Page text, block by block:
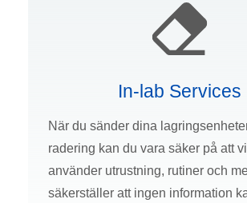
In-lab Services
När du sänder dina
radering kan du vara säker på att
använder utrustning, rutiner och
säkerställer att ingen information